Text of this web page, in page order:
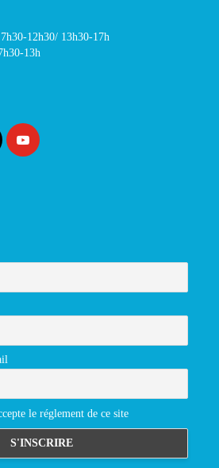
12h30/ 13h30-17h
13h
le réglement de ce site